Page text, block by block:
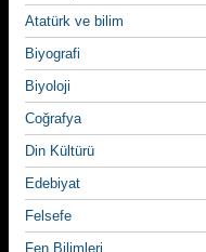
Atatürk ve bilim
Biyografi
Biyoloji
Coğrafya
Din Kültürü
Edebiyat
Felsefe
Fen Bilimleri